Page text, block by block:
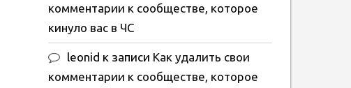
комментарии к сообществе, которое
кинуло вас в ЧС
leonid к записи Как удалить свои
комментарии к сообществе, которое